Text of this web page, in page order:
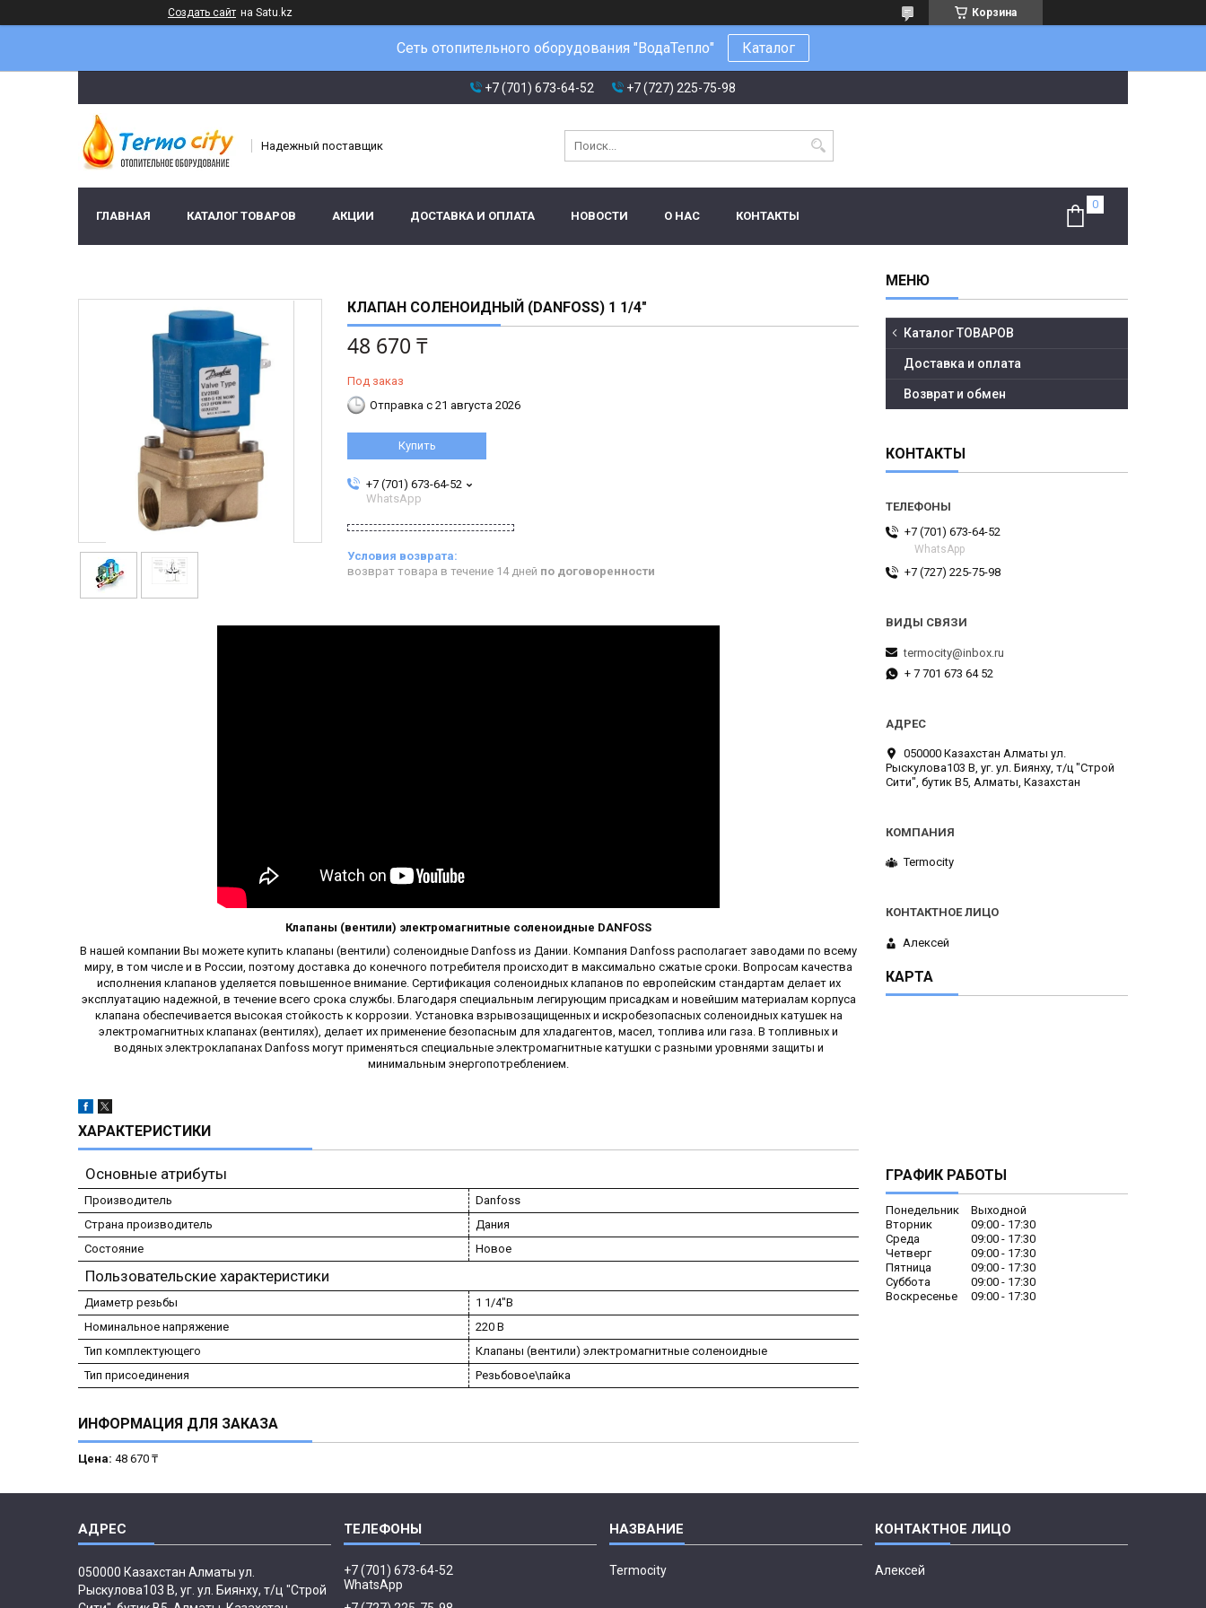
Создать сайт на Satu.kz Корзина
Сеть отопительного оборудования "ВодаТепло" Каталог
+7 (701) 673-64-52 +7 (727) 225-75-98
Надежный поставщик
ГЛАВНАЯ КАТАЛОГ ТОВАРОВ АКЦИИ ДОСТАВКА И ОПЛАТА НОВОСТИ О НАС КОНТАКТЫ
КЛАПАН СОЛЕНОИДНЫЙ (DANFOSS) 1 1/4"
48 670 ₸
Под заказ
Отправка с 21 августа 2026
Купить
+7 (701) 673-64-52
WhatsApp
возврат товара в течение 14 дней по договоренности
Клапаны (вентили) электромагнитные соленоидные DANFOSS
В нашей компании Вы можете купить клапаны (вентили) соленоидные Danfoss из Дании. Компания Danfoss располагает заводами по всему
миру, в том числе и в России, поэтому доставка до конечного потребителя происходит в максимально сжатые сроки. Вопросам качества
исполнения клапанов уделяется повышенное внимание. Сертификация соленоидных клапанов по европейским стандартам делает их
эксплуатацию надежной, в течение всего срока службы. Благодаря специальным легирующим присадкам и новейшим материалам корпуса
клапана обеспечивается высокая стойкость к коррозии. Установка взрывозащищенных и искробезопасных соленоидных катушек на
электромагнитных клапанах (вентилях), делает их применение безопасным для хладагентов, масел, топлива или газа. В топливных и
водяных электроклапанах Danfoss могут применяться специальные электромагнитные катушки с разными уровнями защиты и
минимальным энергопотреблением.
ХАРАКТЕРИСТИКИ
Основные атрибуты
Производитель
Danfoss
Страна производитель
Дания
Состояние
Новое
Пользовательские характеристики
Диаметр резьбы
1 1/4"В
Номинальное напряжение
220 В
Тип комплектующего
Клапаны (вентили) электромагнитные соленоидные
Тип присоединения
Резьбовое\пайка
ИНФОРМАЦИЯ ДЛЯ ЗАКАЗА
Цена: 48 670 ₸
Каталог ТОВАРОВ
Доставка и оплата
Возврат и обмен
КОНТАКТЫ
+7 (701) 673-64-52
WhatsApp
+7 (727) 225-75-98
termocity@inbox.ru
+ 7 701 673 64 52
050000 Казахстан Алматы ул.
Рыскулова103 В, уг. ул. Биянху, т/ц "Строй
Сити", бутик В5, Алматы, Казахстан
Termocity
Алексей
КАРТА
ГРАФИК РАБОТЫ
Понедельник
Выходной
Вторник
09:00
17:30
Среда
09:00
17:30
Четверг
09:00
17:30
Пятница
09:00
17:30
Суббота
09:00
17:30
Воскресенье
09:00 17:30
050000 Казахстан Алматы ул.
Рыскулова103 В, уг. ул. Биянху, т/ц "Строй
+7 (701) 673-64-52
WhatsApp
Termocity Алексей